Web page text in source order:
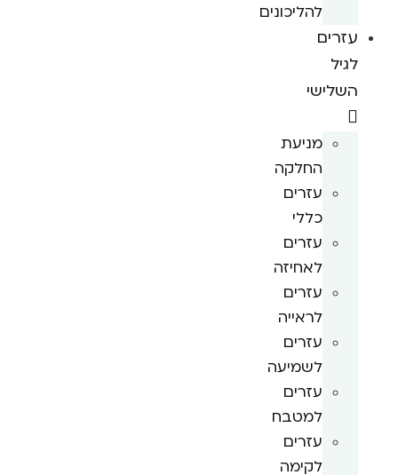
להליכונים
עזרים
לגיל
השלישי
מניעת
החלקה
עזרים
כללי
עזרים
לאחיזה
עזרים
לראייה
עזרים
לשמיעה
עזרים
למטבח
עזרים
לקימה